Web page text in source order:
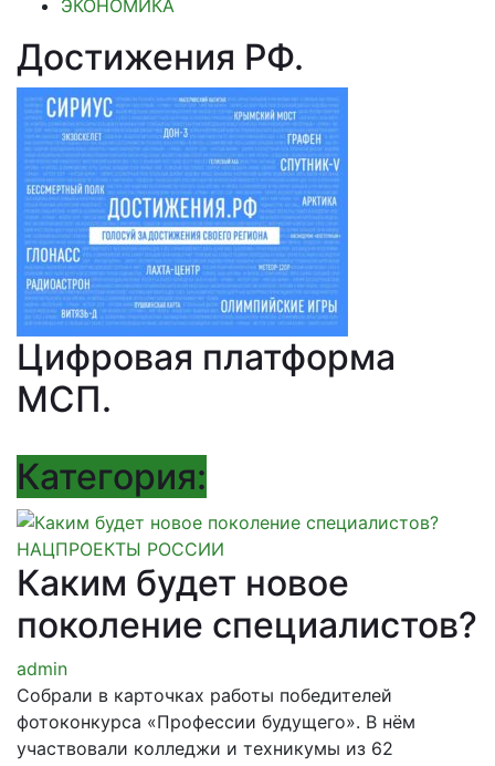
ЭКОНОМИКА
Достижения РФ.
Цифровая платформа
МСП.
Категория:
НАЦПРОЕКТЫ РОССИИ
Каким будет новое
поколение специалистов?
admin
Собрали в карточках работы победителей
фотоконкурса «Профессии будущего». В нём
участвовали колледжи и техникумы из 62